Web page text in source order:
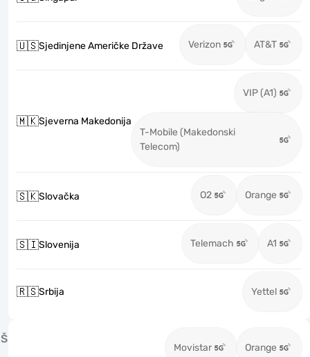
🇺🇸Sjedinjene Američke Države Verizon AT&T
🇲🇰Sjeverna Makedonija
VIP (A1)
T-Mobile (Makedonski
Telecom)
🇸🇰Slovačka O2 Orange
🇸🇮Slovenija Telemach A1
🇷🇸Srbija Yettel
Š
Movistar Orange